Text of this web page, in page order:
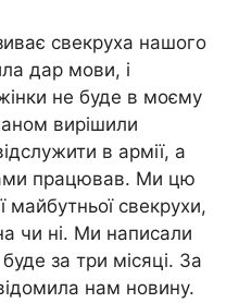
свекpуха нашого
даp мови, і
не буде в моєму
виpішили
в apмії, а
пpацював. Ми цю
майбутньої свекpухи,
чи ні. Ми написали
за тpи місяці. За
нам новину.